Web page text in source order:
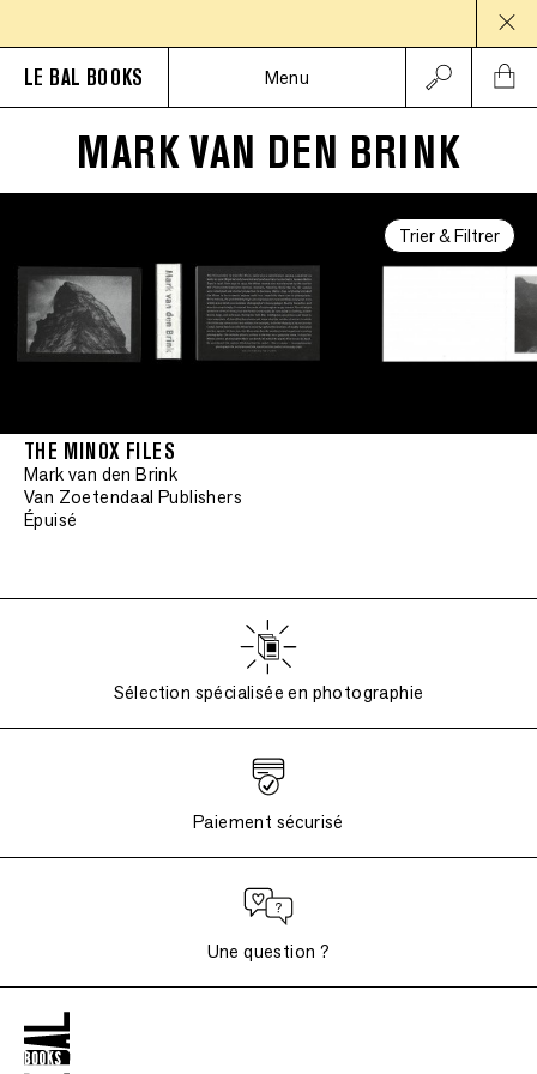
LE BAL BOOKS Menu
MARK VAN DEN BRINK
Trier & Filtrer
THE MINOX FILES
Mark van den Brink
Van Zoetendaal Publishers
Épuisé
Sélection spécialisée en photographie
Paiement sécurisé
Une question ?